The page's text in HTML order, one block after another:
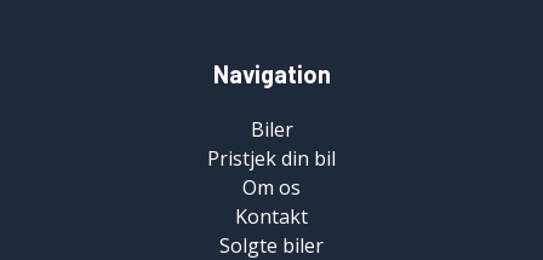
Navigation
Biler
Pristjek din bil
Om os
Kontakt
Solgte biler